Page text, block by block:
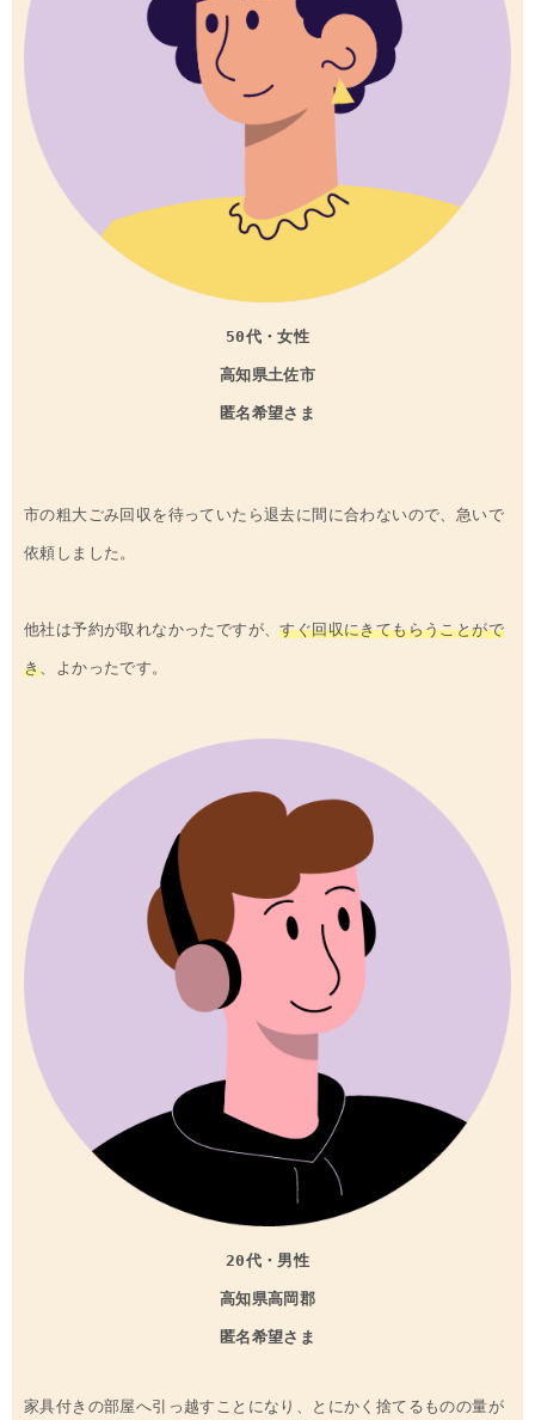
50代・女性
高知県土佐市
匿名希望さま
市の粗大ごみ回収を待っていたら退去に間に合わないので、急いで
依頼しました。
他社は予約が取れなかったですが、すぐ回収にきてもらうことがで
き、よかったです。
20代・男性
高知県高岡郡
匿名希望さま
家具付きの部屋へ引っ越すことになり、とにかく捨てるものの量が